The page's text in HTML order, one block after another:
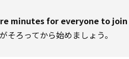
minutes for everyone to
そろってから始めましょう。